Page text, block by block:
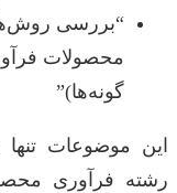
“بررسی
محصولات
گونه‌ها)”
این موضوعات
رشته فرآوری